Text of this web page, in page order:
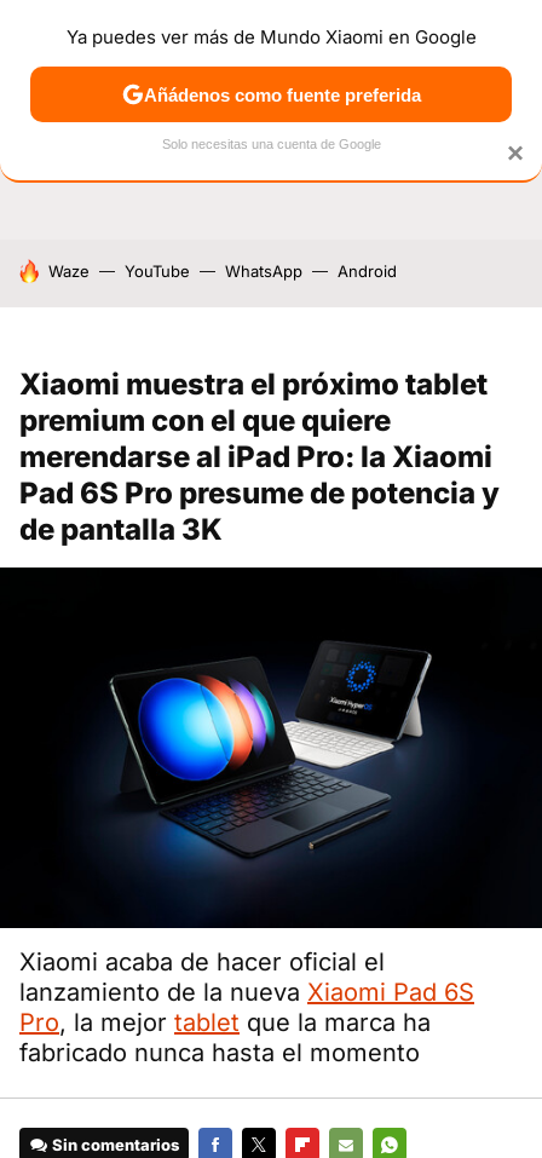
NOTICIAS MÓVILES TUTORIALES OFERTAS
HOY SE HABLA DE
Waze YouTube WhatsApp Android
Xiaomi muestra el próximo tablet
premium con el que quiere
merendarse al iPad Pro: la Xiaomi
Pad 6S Pro presume de potencia y
de pantalla 3K
Xiaomi acaba de hacer oficial el
lanzamiento de la nueva Xiaomi Pad 6S
Pro, la mejor tablet que la marca ha
fabricado nunca hasta el momento
Sin comentarios
×
Ya puedes ver más de Mundo Xiaomi en Google
Añádenos como fuente preferida
Solo necesitas una cuenta de Google